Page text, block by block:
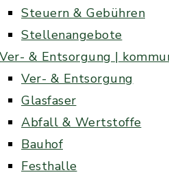
Steuern & Gebühren
Stellenangebote
Ver- & Entsorgung |
Ver- & Entsorgung
Glasfaser
Abfall & Wertstoffe
Bauhof
Festhalle